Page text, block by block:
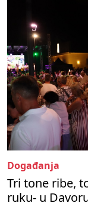
Događanja
Tri tone ribe,
ruku- u